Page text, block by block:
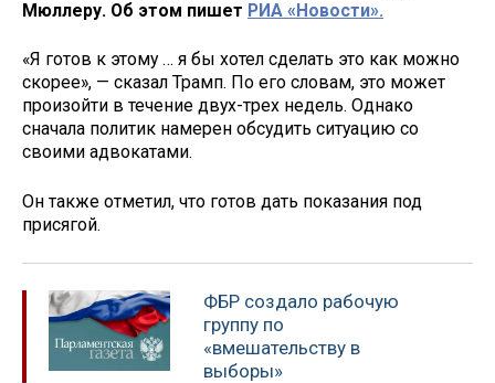
Мюллеру. Об этом пишет РИА «Новости».
«Я готов к этому … я бы хотел сделать это как можно
скорее», — сказал Трамп. По его словам, это может
произойти в течение двух-трех недель. Однако
сначала политик намерен обсудить ситуацию со
своими адвокатами.
Он также отметил, что готов дать показания под
присягой.
ФБР создало рабочую
группу по
«вмешательству в
выборы»